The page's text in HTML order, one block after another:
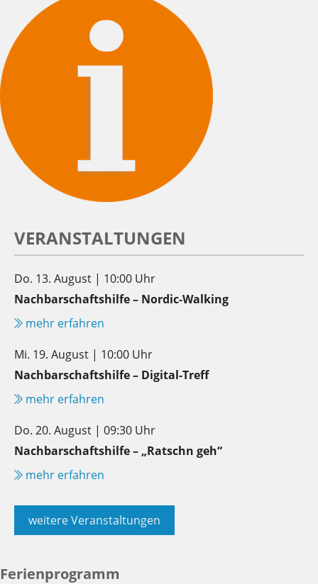
VERANSTALTUNGEN
Do. 13. August | 10:00 Uhr
Nachbarschaftshilfe – Nordic-Walking
mehr erfahren
Mi. 19. August | 10:00 Uhr
Nachbarschaftshilfe – Digital-Treff
mehr erfahren
Do. 20. August | 09:30 Uhr
Nachbarschaftshilfe – „Ratschn geh“
mehr erfahren
weitere Veranstaltungen
Ferienprogramm